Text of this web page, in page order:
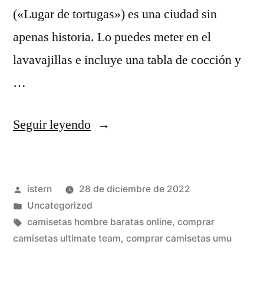
(«Lugar de tortugas») es una ciudad sin
apenas historia. Lo puedes meter en el
lavavajillas e incluye una tabla de cocción y
…
Seguir leyendo«camisetas
baratas»
Publicado
por
istern
28 de diciembre de 2022
Publicado
en
Uncategorized
Etiquetas:
camisetas hombre baratas online, comprar
camisetas ultimate team, comprar camisetas umu